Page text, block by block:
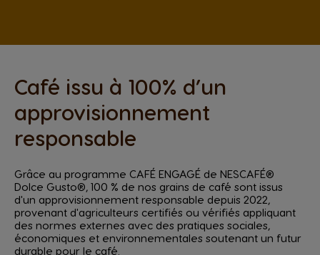
Café issu à 100% d’un
approvisionnement
responsable
Grâce au programme CAFÉ ENGAGÉ de NESCAFÉ®
Dolce Gusto®, 100 % de nos grains de café sont issus
d'un approvisionnement responsable depuis 2022,
provenant d'agriculteurs certifiés ou vérifiés appliquant
des normes externes avec des pratiques sociales,
économiques et environnementales soutenant un futur
durable pour le café.